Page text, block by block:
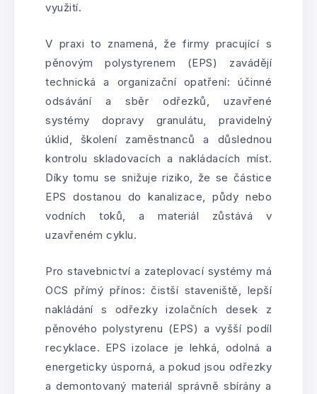
využití.
V praxi to znamená, že firmy pracující s
pěnovým polystyrenem (EPS) zavádějí
technická a organizační opatření: účinné
odsávání a sběr odřezků, uzavřené
systémy dopravy granulátu, pravidelný
úklid, školení zaměstnanců a důslednou
kontrolu skladovacích a nakládacích míst.
Díky tomu se snižuje riziko, že se částice
EPS dostanou do kanalizace, půdy nebo
vodních toků, a materiál zůstává v
uzavřeném cyklu.
Pro stavebnictví a zateplovací systémy má
OCS přímý přínos: čistší staveniště, lepší
nakládání s odřezky izolačních desek z
pěnového polystyrenu (EPS) a vyšší podíl
recyklace. EPS izolace je lehká, odolná a
energeticky úsporná, a pokud jsou odřezky
a demontovaný materiál správně sbírány a